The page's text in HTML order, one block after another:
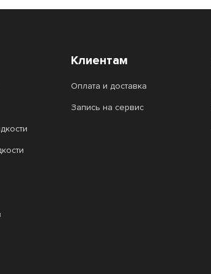
Клиентам
Оплата и доставка
Запись на сервис